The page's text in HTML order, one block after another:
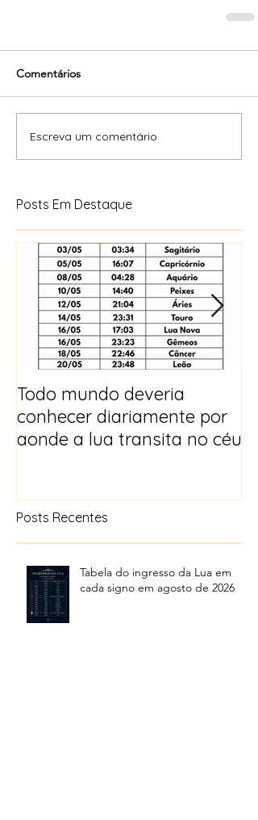
Comentários
Escreva um comentário
Posts Em Destaque
Todo mundo deveria
conhecer diariamente por
aonde a lua transita no céu
Posts Recentes
Tabela do ingresso da Lua em
cada signo em agosto de 2026